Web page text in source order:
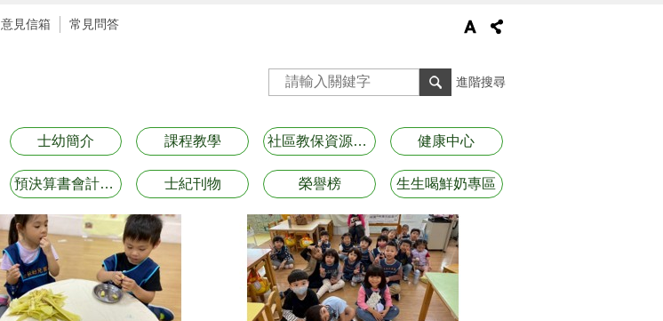
意見信箱 常見問答
進階搜尋
士幼簡介 課程教學 社區教保資源資訊 健康中心
預決算書會計月報表專區 士紀刊物 榮譽榜 生生喝鮮奶專區